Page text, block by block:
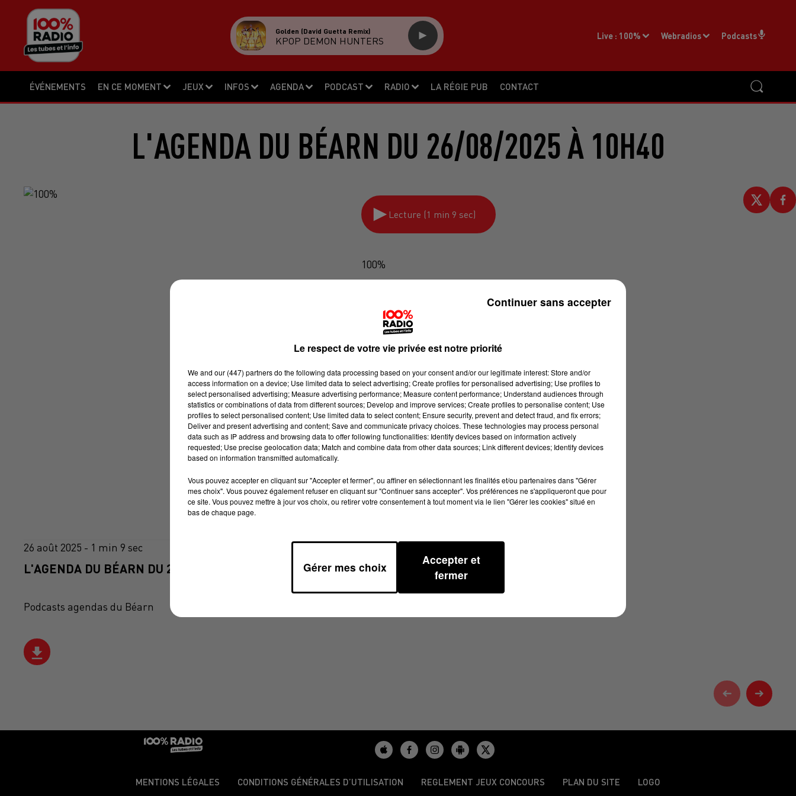
ÉVÉNEMENTS EN CE MOMENT JEUX INFOS AGENDA PODCAST RADIO LA RÉGIE PUB CONTACT
Live : 100% Webradios Podcasts
Golden (david Guetta Remix)
KPOP DEMON HUNTERS
L'AGENDA DU BÉARN DU 26/08/2025 À 10H40
Lecture (1 min 9 sec)
100%
26 août 2025 - 1 min 9 sec
L'AGENDA DU BÉARN DU 26/08/2025 À 10H40
Podcasts agendas du Béarn
MENTIONS LÉGALES CONDITIONS GÉNÉRALES D’UTILISATION REGLEMENT JEUX CONCOURS PLAN DU SITE LOGO
Le respect de votre vie privée est notre priorité
We and our (447) partnersdo the following data processing based on your consent and/or our legitimate interest: Store and/or
access information on a device; Use limited data to select advertising; Create profiles for personalised advertising; Use profiles to
select personalised advertising; Measure advertising performance; Measure content performance; Understand audiences through
statistics or combinations of data from different sources; Develop and improve services; Create profiles to personalise content; Use
profiles to select personalised content; Use limited data to select content; Ensure security, prevent and detect fraud, and fix errors;
Deliver and present advertising and content; Save and communicate privacy choices. These technologies may process personal
data such as IP address and browsing data to offer following functionalities: Identify devices based on information actively
requested; Use precise geolocation data; Match and combine data from other data sources; Link different devices; Identify devices
based on information transmitted automatically.
Vous pouvez accepter en cliquant sur "Accepter et fermer", ou affiner en sélectionnant les finalités et/ou partenaires dans "Gérer
mes choix". Vous pouvez également refuser en cliquant sur "Continuer sans accepter". Vos préférences ne s'appliqueront que pour
ce site. Vous pouvez mettre à jour vos choix, ou retirer votre consentement à tout moment via le lien "Gérer les cookies" situé en
bas de chaque page.
Gérer mes choix
Accepter et
fermer
Continuer sans accepter